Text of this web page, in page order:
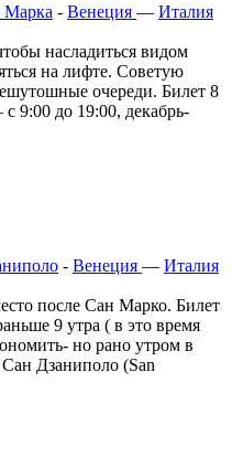
Марка - Венеция — Италия
насладиться видом
на лифте. Советую
очереди. Билет 8
9:00 до 19:00, декабрь-
- Венеция — Италия
после Сан Марко. Билет
9 утра ( в это время
но рано утром в
Дзаниполо (San